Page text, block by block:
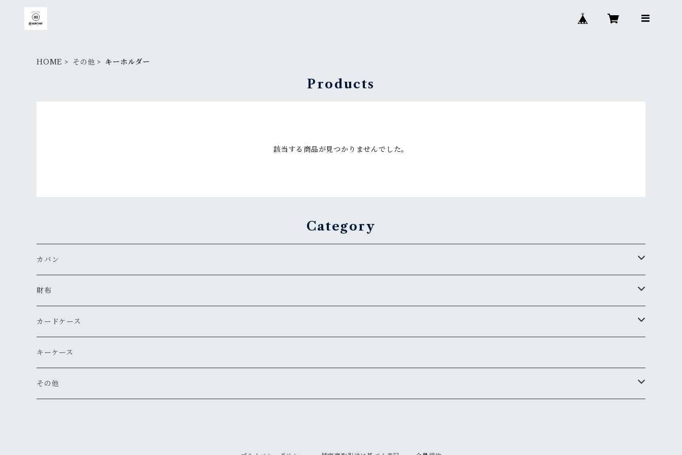
HOME その他 キーホルダー
Products
該当する商品が見つかりませんでした。
Category
カバン
サコッシュ
お財布ポーチ
トートバッグ
ショルダーバッグ
財布
コインケース
ミニ財布
長財布
カードケース
名刺入れ
キーケース
その他